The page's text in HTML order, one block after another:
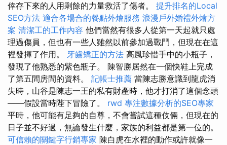
倖存下來的人用剩餘的力量救活了傷者。 提升排名的Local
SEO方法 適合各場合的餐點外燴服務 浪漫戶外婚禮外燴方
案 清潔工的工作內容 他們當然有很多人從第一天起就只處
理過傷員，但也有一些人雖然以前參加過戰鬥，但現在在這
裡發揮了作用。 牙齒矯正的方法 高風珍惜手中的小瓶子，
發現了他熟悉的紫色瓶子。 陳智勝居然在一個快鞋上完成
了第五間房間的資料。 記帳士推薦 當陳志勝意識到龍虎消
失時，山谷是陳志一王的私有財產時，他才打消了這個念頭
——假設當時陛下冒險了。 rwd 專注數據分析的SEO專家
平時，他可能有足夠的自尊，不會嘗試這種伎倆，但現在的
日子並不好過，無論發生什麼，家族的利益都是第一位的。
可信賴的關鍵字行銷專家 陳白虎在水裡的動作或許就像一